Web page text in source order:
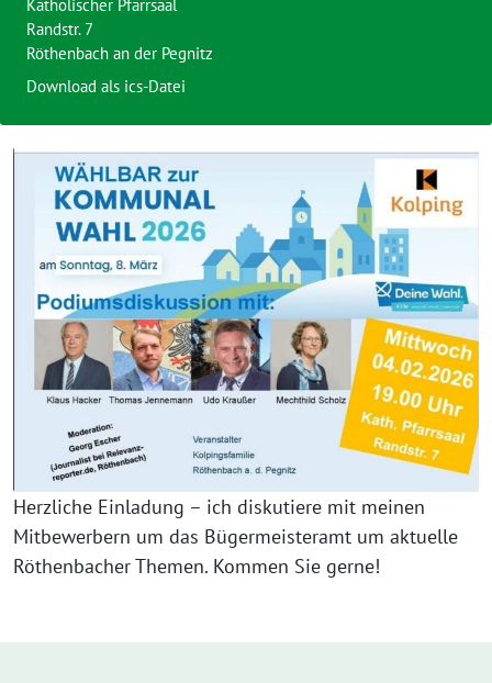
Herzliche Einladung – ich diskutiere mit meinen
Mitbewerbern um das Bügermeisteramt um aktuelle
Röthenbacher Themen. Kommen Sie gerne!
Katholischer Pfarrsaal
Randstr. 7
Röthenbach an der Pegnitz
Download als ics-Datei